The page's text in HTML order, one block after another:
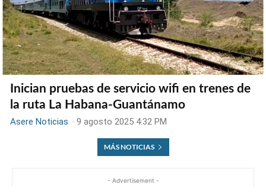
Inician pruebas de servicio wifi en trenes de
la ruta La Habana-Guantánamo
Asere Noticias -9 agosto 2025 4:32 PM
MÁS NOTICIAS
- Advertisement -